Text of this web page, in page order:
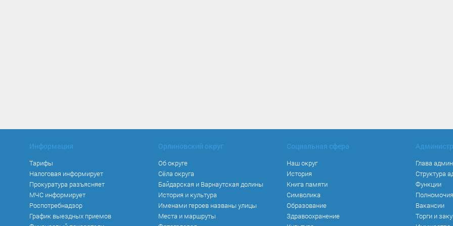
Информация
Тарифы
Налоговая информирует
Прокуратура разъясняет
МЧС информирует
Роспотребнадзор
График выездных приемов
Орлиновский округ
Об округе
Сёла округа
Байдарская и Варнаутская долины
История и культура
Именами героев названы улицы
Места и маршруты
Социальная сфера
Наш округ
История
Книга памяти
Символика
Образование
Здравоохранение
Глава
Структура
Функции
Полномочия
Вакансии
Торги и